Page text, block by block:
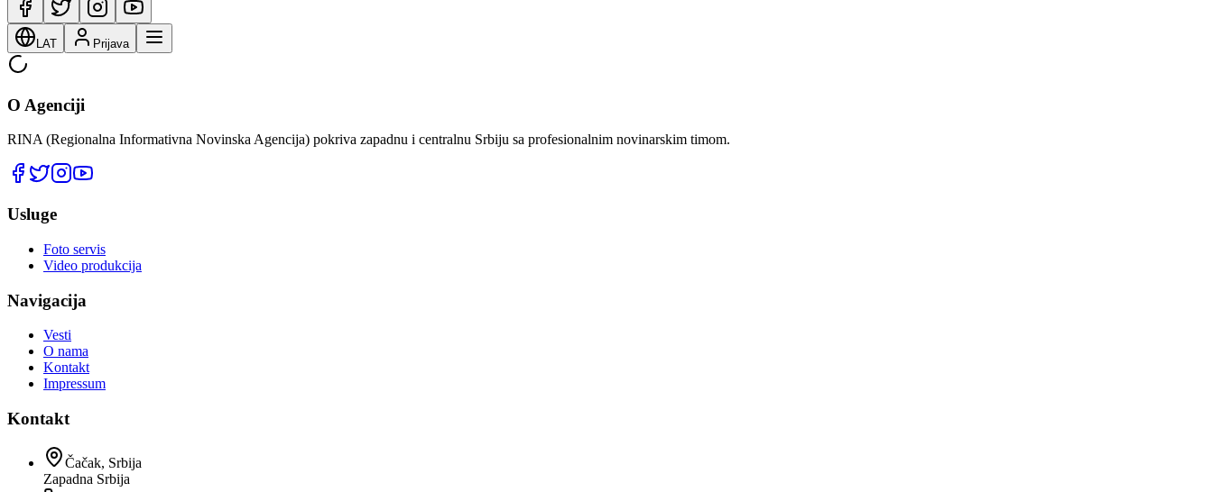
LAT Prijava
O Agenciji
RINA (Regionalna Informativna Novinska Agencija) pokriva zapadnu i centralnu Srbiju sa profesionalnim novinarskim timom.
Usluge
Foto servis
Video produkcija
Navigacija
Vesti
O nama
Kontakt
Impressum
Kontakt
Čačak, Srbija
Zapadna Srbija